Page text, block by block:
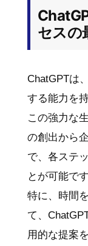
セスの
ChatGPTは
する能力を
この強力な
の創出から
で、各ステ
とが可能です
特に、時間
て、
用的な提案